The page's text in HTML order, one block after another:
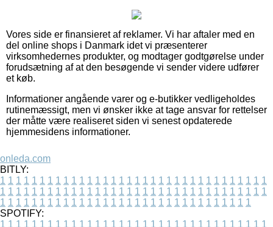
Vores side er finansieret af reklamer. Vi har aftaler med en
del online shops i Danmark idet vi præsenterer
virksomhedernes produkter, og modtager godtgørelse under
forudsætning af at den besøgende vi sender videre udfører
et køb.
Informationer angående varer og e-butikker vedligeholdes
rutinemæssigt, men vi ønsker ikke at tage ansvar for rettelser
der måtte være realiseret siden vi senest opdaterede
hjemmesidens informationer.
onleda.com
BITLY:
1 1 1 1 1 1 1 1 1 1 1 1 1 1 1 1 1 1 1 1 1 1 1 1 1 1 1 1 1 1 1 1 1 1
1 1 1 1 1 1 1 1 1 1 1 1 1 1 1 1 1 1 1 1 1 1 1 1 1 1 1 1 1 1 1 1 1 1
1 1 1 1 1 1 1 1 1 1 1 1 1 1 1 1 1 1 1 1 1 1 1 1 1 1 1 1 1 1 1 1
SPOTIFY:
1 1 1 1 1 1 1 1 1 1 1 1 1 1 1 1 1 1 1 1 1 1 1 1 1 1 1 1 1 1 1 1 1 1